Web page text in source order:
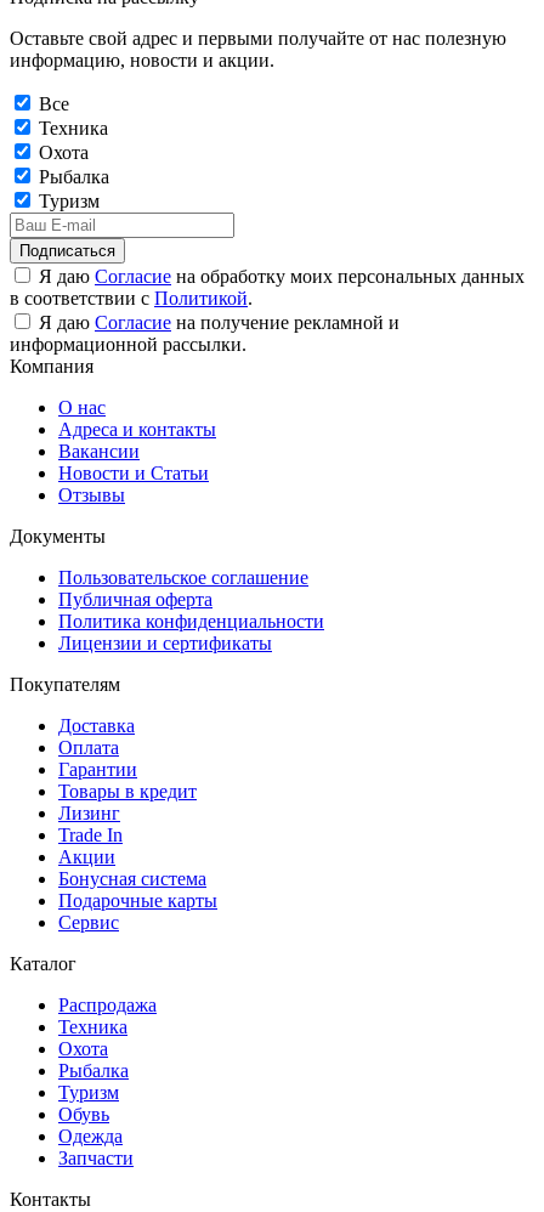
Оставьте свой адрес и первыми получайте от нас полезную
информацию, новости и акции.
Все
Техника
Охота
Рыбалка
Туризм
Подписаться
Я даю Согласие на обработку моих персональных данных
в соответствии с Политикой.
Я даю Согласие на получение рекламной и
информационной рассылки.
Компания
О нас
Адреса и контакты
Вакансии
Новости и Статьи
Отзывы
Документы
Пользовательское соглашение
Публичная оферта
Политика конфиденциальности
Лицензии и сертификаты
Покупателям
Доставка
Оплата
Гарантии
Товары в кредит
Лизинг
Trade In
Акции
Бонусная система
Подарочные карты
Сервис
Каталог
Распродажа
Техника
Охота
Рыбалка
Туризм
Обувь
Одежда
Запчасти
Контакты